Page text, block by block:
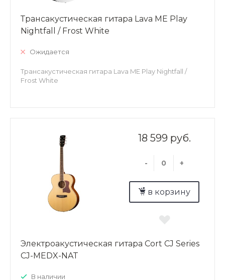
Трансакустическая гитара Lava ME Play
Nightfall / Frost White
Ожидается
Трансакустическая гитара Lava ME Play Nightfall /
Frost White
18 599 руб.
- +
в корзину
Электроакустическая гитара Cort CJ Series
CJ-MEDX-NAT
В наличии